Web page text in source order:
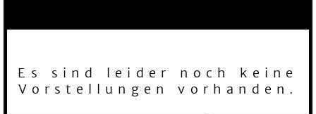
Es sind leider noch keine
Vorstellungen vorhanden.